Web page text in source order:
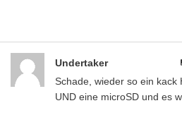
Undertaker
Schade, wieder so ein kack
UND eine microSD und es